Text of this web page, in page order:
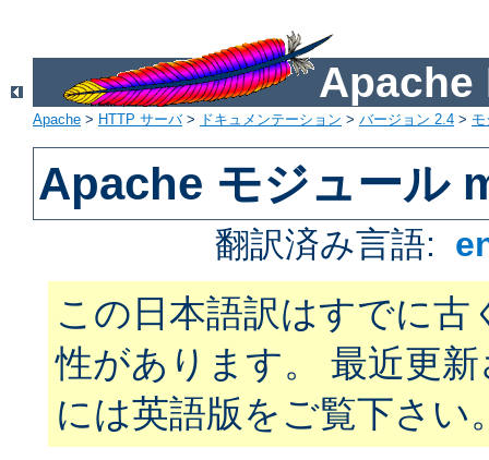
Apache
Apache > HTTP サーバ> ドキュメンテーション > バージョン 2.4 >
Apache モジュール
翻訳済み言語:
この日本語訳はすでに古
性があります。 最近更
には英語版をご覧下さい